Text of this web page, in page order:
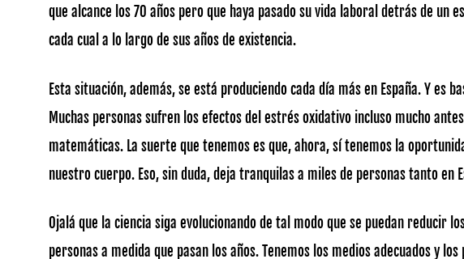
que alcance los 70 años pero que haya pasado su vida laboral detrás de un
cada cual a lo largo de sus años de existencia.
Esta situación, además, se está produciendo cada día más en España. Y
Muchas personas sufren los efectos del estrés oxidativo incluso mucho
matemáticas. La suerte que tenemos es que, ahora, sí tenemos la
nuestro cuerpo. Eso, sin duda, deja tranquilas a miles de personas tanto en
Ojalá que la ciencia siga evolucionando de tal modo que se puedan reducir
personas a medida que pasan los años. Tenemos los medios adecuados y